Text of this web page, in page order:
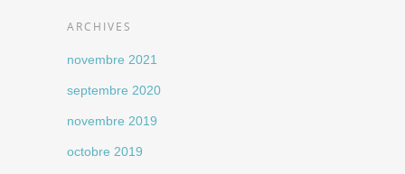
ARCHIVES
novembre 2021
septembre 2020
novembre 2019
octobre 2019